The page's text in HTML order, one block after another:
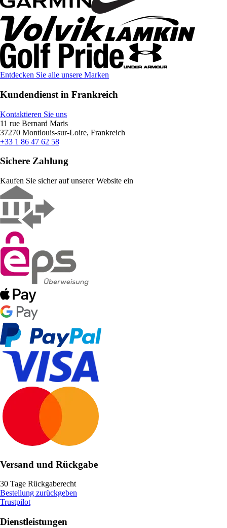
Entdecken Sie alle unsere Marken
Kundendienst in Frankreich
Kontaktieren Sie uns
11 rue Bernard Maris
37270 Montlouis-sur-Loire, Frankreich
+33 1 86 47 62 58
Sichere Zahlung
Kaufen Sie sicher auf unserer Website ein
Versand und Rückgabe
30 Tage Rückgaberecht
Bestellung zurückgeben
Trustpilot
Dienstleistungen